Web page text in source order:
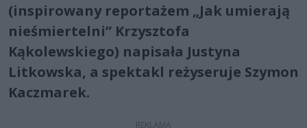
(inspirowany reportażem „Jak umierają
nieśmiertelni” Krzysztofa
Kąkolewskiego) napisała Justyna
Litkowska, a spektakl reżyseruje Szymon
Kaczmarek.